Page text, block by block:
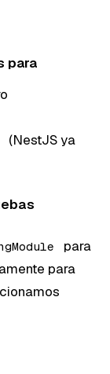
para
(NestJS ya
para
para